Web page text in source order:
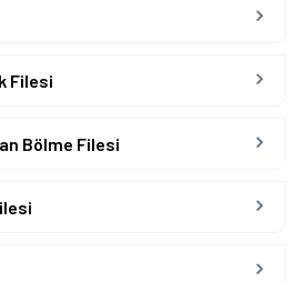
Filesi
Bölme Filesi